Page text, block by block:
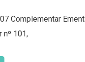
Complementar
nº 101,